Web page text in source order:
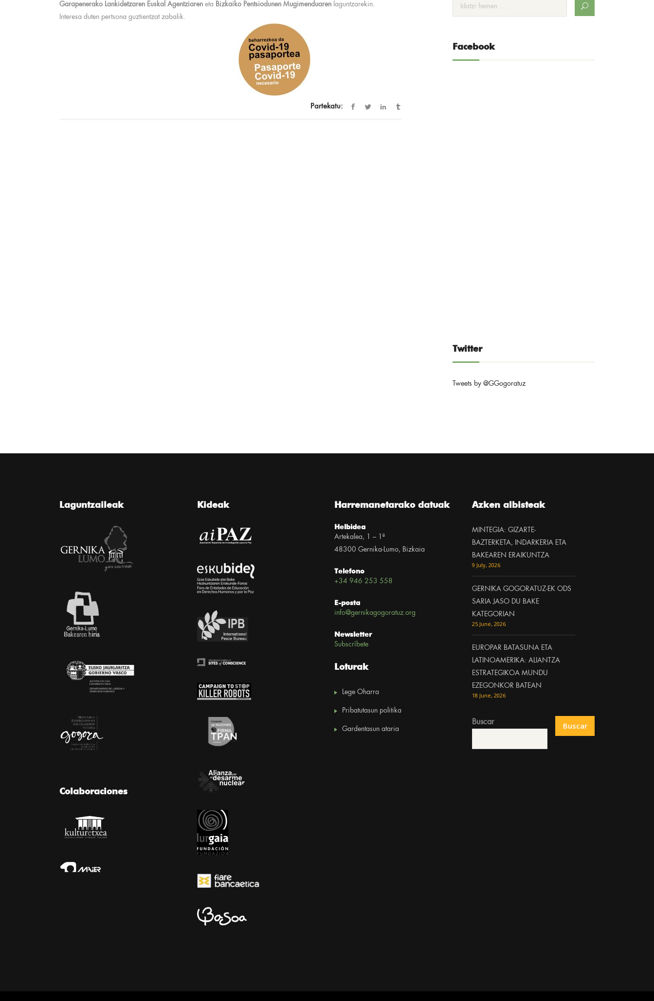
Garapenerako Lankidetzaren Euskal Agentziaren eta Bizkaiko Pentsiodunen Mugimenduaren laguntzarekin.
Interesa duten pertsona guztientzat zabalik.
Partekatu:
Facebook
Twitter
Tweets by @GGogoratuz
Laguntzaileak
Colaboraciones
Kideak Harremanetarako datuak
Helbidea
Artekalea, 1 – 1º
48300 Gernika-Lumo, Bizkaia
Telefono
+34 946 253 558
E-posta
info@gernikagogoratuz.org
Newsletter
Subscríbete
Loturak
Lege Oharra
Pribatutasun politika
Gardentasun ataria
Azken albisteak
MINTEGIA: GIZARTE-
BAZTERKETA, INDARKERIA ETA
BAKEAREN ERAIKUNTZA
9 July, 2026
GERNIKA GOGORATUZ-EK ODS
SARIA JASO DU BAKE
KATEGORIAN
25 June, 2026
EUROPAR BATASUNA ETA
LATINOAMERIKA: ALIANTZA
ESTRATEGIKOA MUNDU
EZEGONKOR BATEAN
18 June, 2026
Buscar Buscar